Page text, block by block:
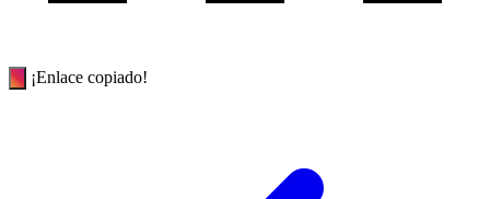
¡Enlace copiado!